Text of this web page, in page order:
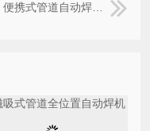
便携式管道自动焊接小车